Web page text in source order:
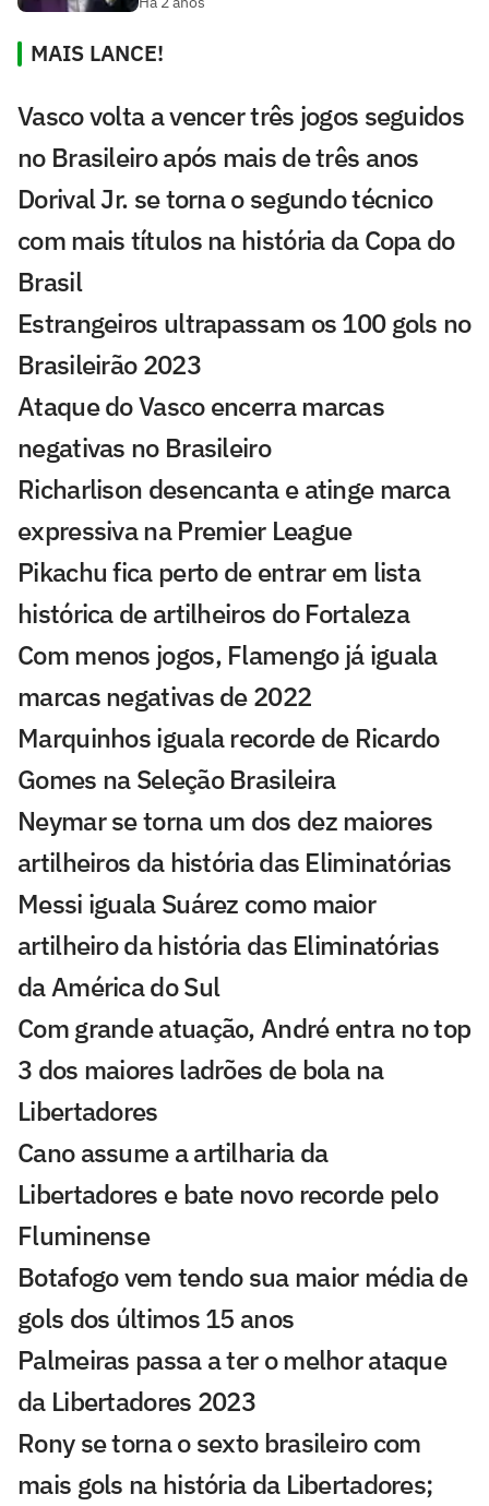
MAIS LANCE!
Vasco volta a vencer três jogos seguidos
no Brasileiro após mais de três anos
Dorival Jr. se torna o segundo técnico
com mais títulos na história da Copa do
Brasil
Estrangeiros ultrapassam os 100 gols no
Brasileirão 2023
Ataque do Vasco encerra marcas
negativas no Brasileiro
Richarlison desencanta e atinge marca
expressiva na Premier League
Pikachu fica perto de entrar em lista
histórica de artilheiros do Fortaleza
Com menos jogos, Flamengo já iguala
marcas negativas de 2022
Marquinhos iguala recorde de Ricardo
Gomes na Seleção Brasileira
Neymar se torna um dos dez maiores
artilheiros da história das Eliminatórias
Messi iguala Suárez como maior
artilheiro da história das Eliminatórias
da América do Sul
Com grande atuação, André entra no top
3 dos maiores ladrões de bola na
Libertadores
Cano assume a artilharia da
Libertadores e bate novo recorde pelo
Fluminense
Botafogo vem tendo sua maior média de
gols dos últimos 15 anos
Palmeiras passa a ter o melhor ataque
da Libertadores 2023
Rony se torna o sexto brasileiro com
mais gols na história da Libertadores;